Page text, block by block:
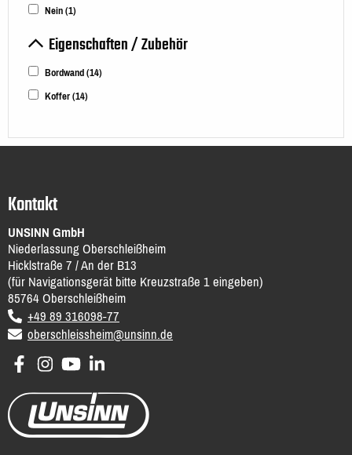
Nein(1)
Eigenschaften / Zubehör
Bordwand(14)
Koffer(14)
Kontakt
UNSINN GmbH
Niederlassung Oberschleißheim
Hicklstraße 7 / An der B13
(für Navigationsgerät bitte Kreuzstraße 1 eingeben)
85764Oberschleißheim
DE voice
+49 89 316098-77
email
oberschleissheim@unsinn.de